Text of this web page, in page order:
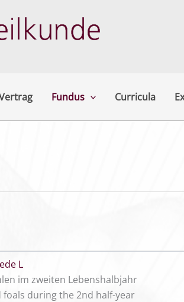
Fundus Curricula
L
im zweiten Lebenshalbjahr
during the 2nd half-year